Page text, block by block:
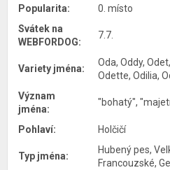
Popularita:
0. místo
Svátek na
WEBFORDOG:
7.7.
Variety jména:
Oda, Oddy,
Odette, Odilia,
Význam
jména:
"bohatý",
Pohlaví: Holčičí
Typ jména:
Hubený pes,
Francouzské,